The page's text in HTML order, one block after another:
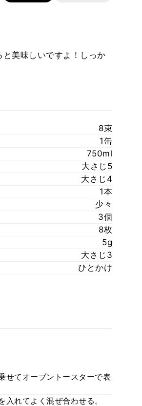
美味しいですよ！しっか
8束
1缶
750ml
大さじ5
大さじ4
1本
少々
3個
8枚
5g
大さじ3
ひとかけ
せてオーブントースターで表
れてよく混ぜ合わせる。